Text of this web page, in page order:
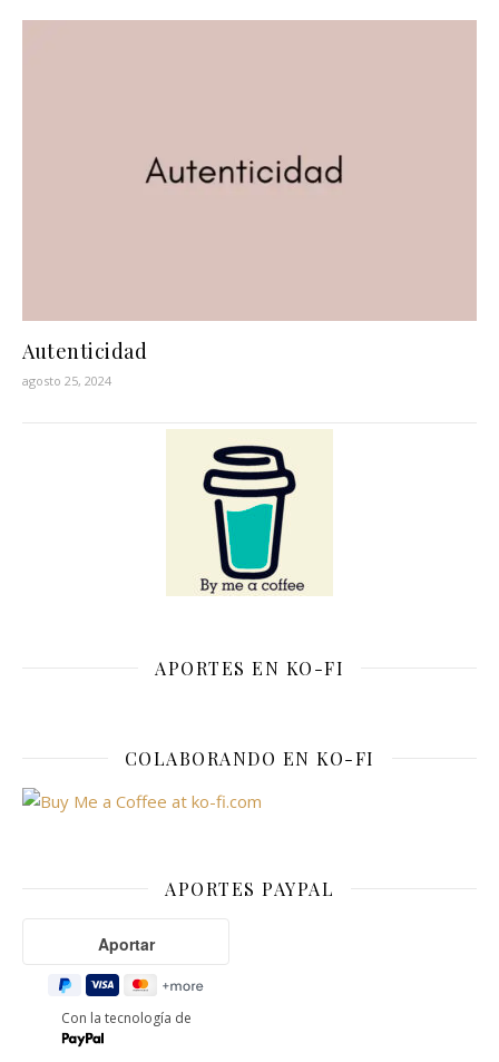
Autenticidad
agosto 25, 2024
APORTES EN KO-FI
COLABORANDO EN KO-FI
APORTES PAYPAL
Con la tecnología de